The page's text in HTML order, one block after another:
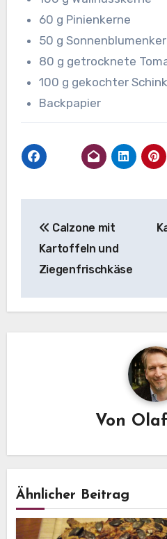
60 g Pinienkerne
50 g
80 g getrocknete
100 g gekochter
Backpapier
Calzone mit
Kartoffeln und
Ziegenfrischkäse
Von
Ähnlicher Beitrag